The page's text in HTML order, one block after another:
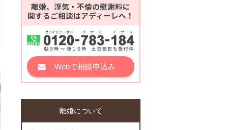
離婚、浮気・不倫の慰謝料に
関するご相談はアディーレへ！
Webで相談申込み
離婚について